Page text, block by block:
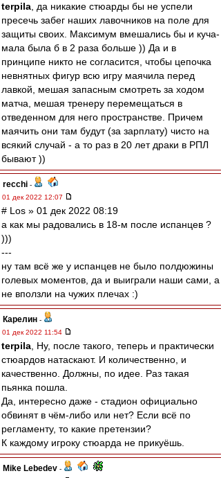
terpila , да никакие стюарды бы не успели
пресечь забег наших лавочников на поле для
защиты своих. Максимум вмешались бы и куча-
мала была б в 2 раза больше )) Да и в
принципе никто не согласится, чтобы цепочка
невнятных фигур всю игру маячила перед
лавкой, мешая запасным смотреть за ходом
матча, мешая тренеру перемещаться в
отведенном для него пространстве. Причем
маячить они там будут (за зарплату) чисто на
всякий случай - а то раз в 20 лет драки в РПЛ
бывают ))
recchi -
01 дек 2022 12:07
# Los » 01 дек 2022 08:19
а как мы радовались в 18-м после испанцев ?
)))
---
ну там всё же у испанцев не было полдюжины
голевых моментов, да и выиграли наши сами, а
не вползли на чужих плечах :)
Карелин -
01 дек 2022 11:54
terpila , Ну, после такого, теперь и практически
стюардов натаскают. И количественно, и
качественно. Должны, по идее. Раз такая
пьянка пошла.
Да, интересно даже - стадион официально
обвинят в чём-либо или нет? Если всё по
регламенту, то какие претензии?
К каждому игроку стюарда не прикуёшь.
Mike Lebedev -